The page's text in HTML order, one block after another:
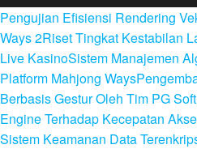
Pengujian Efisiensi Rendering
Ways 2Riset Tingkat Kestabilan
Live KasinoSistem Manajemen
Platform Mahjong Ways
Berbasis Gestur Oleh Tim PG Soft
Engine Terhadap Kecepatan
Sistem Keamanan Data